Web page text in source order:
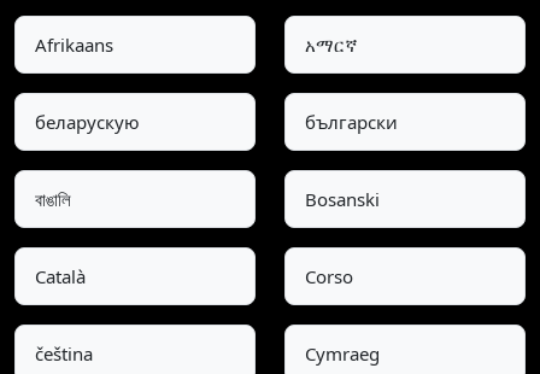
Afrikaans አማርኛ
беларускую български
বাঙালি Bosanski
Català Corso
čeština Cymraeg